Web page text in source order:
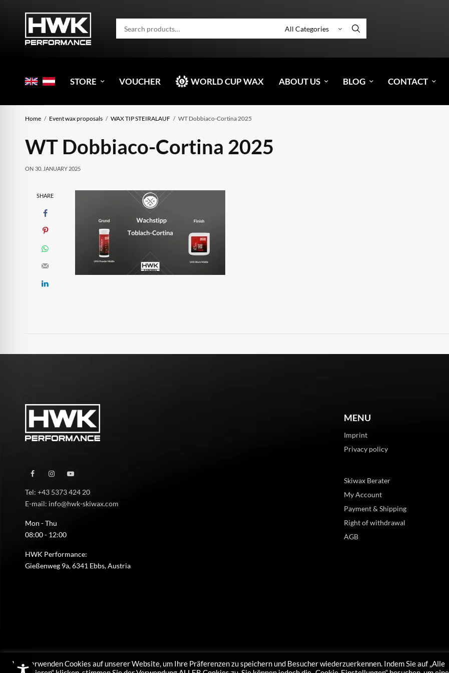
STORE VOUCHER WORLD CUP WAX ABOUT US BLOG CONTACT
Home Event wax proposals WAX TIP STEIRALAUF WT Dobbiaco-Cortina 2025
WT Dobbiaco-Cortina 2025
ON 30. JANUARY 2025
SHARE
Tel: +43 5373 424 20
E-mail: info@hwk-skiwax.com
Mon - Thu
08:00 - 12:00
HWK Performance:
Gießenweg 9a, 6341 Ebbs, Austria
MENU
Imprint
Privacy policy
Skiwax Berater
My Account
Payment & Shipping
Right of withdrawal
AGB
Wir verwenden Cookies auf unserer Website, um Ihre Präferenzen zu speichern und Besucher wiederzuerkennen. Indem Sie auf „Alle